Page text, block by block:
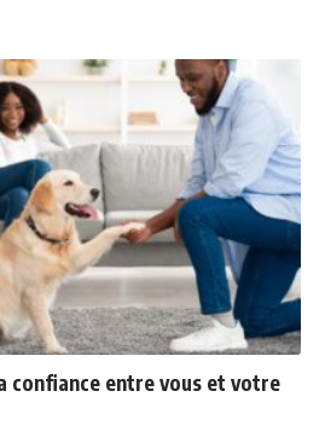
confiance entre vous et votre